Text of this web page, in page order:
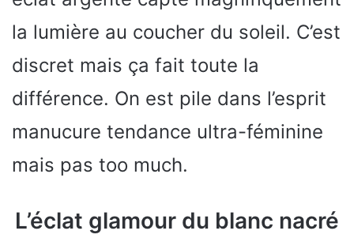
la lumière au coucher du soleil. C’est
discret mais ça fait toute la
différence. On est pile dans l’esprit
manucure tendance ultra-féminine
mais pas too much.
L’éclat glamour du blanc nacré